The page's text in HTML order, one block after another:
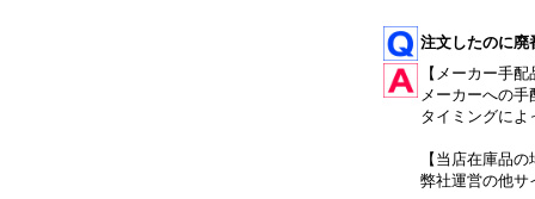
注文したのに廃
【メーカー手
メーカーへの
タイミングに
【当店在庫品
弊社運営の他サ